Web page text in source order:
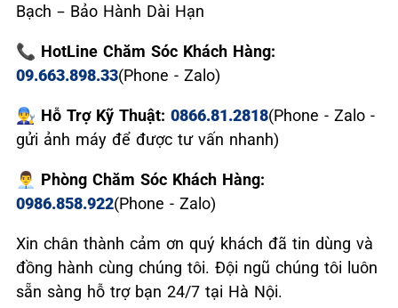
Bạch – Bảo Hành Dài Hạn
📞 HotLine Chăm Sóc Khách Hàng:
09.663.898.33(Phone - Zalo)
👨‍🔧 Hỗ Trợ Kỹ Thuật: 0866.81.2818(Phone - Zalo -
gửi ảnh máy để được tư vấn nhanh)
👨‍💼 Phòng Chăm Sóc Khách Hàng:
0986.858.922(Phone - Zalo)
Xin chân thành cảm ơn quý khách đã tin dùng và
đồng hành cùng chúng tôi. Đội ngũ chúng tôi luôn
sẵn sàng hỗ trợ bạn 24/7 tại Hà Nội.